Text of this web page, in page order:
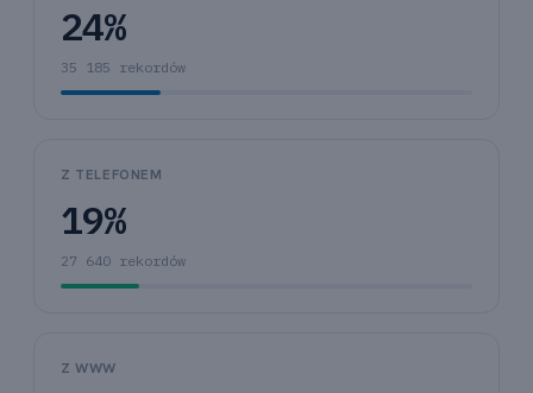
24%
35 185 rekordów
Z TELEFONEM
19%
27 640 rekordów
Z WWW